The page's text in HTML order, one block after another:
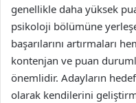
genellikle daha yüksek
psikoloji bölümüne
başarılarını artırmaları
kontenjan ve puan
önemlidir. Adayların
olarak kendilerini